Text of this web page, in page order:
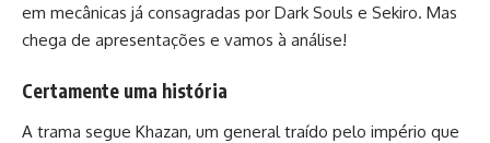
em mecânicas já consagradas por Dark Souls e Sekiro. Mas
chega de apresentações e vamos à análise!
Certamente uma história
A trama segue Khazan, um general traído pelo império que